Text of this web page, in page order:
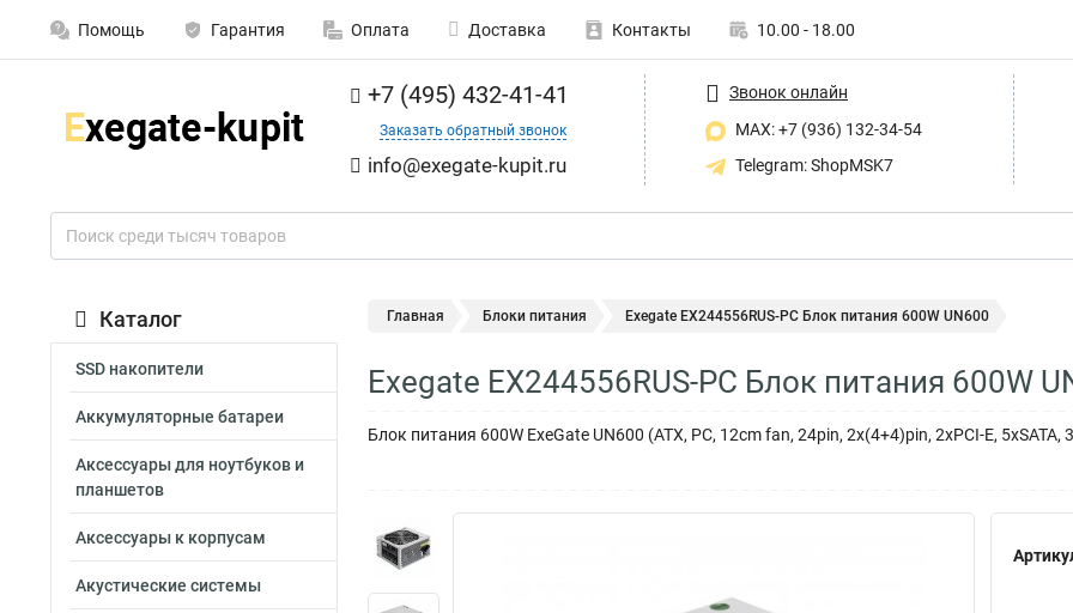
Помощь Гарантия Оплата Доставка Контакты 10.00 - 18.00
+7 (495) 432-41-41
Заказать обратный звонок
info@exegate-kupit.ru
Звонок онлайн
MAX: +7 (936) 132-34-54
Telegram: ShopMSK7
Каталог
SSD накопители
Аккумуляторные батареи
Аксессуары для ноутбуков и
планшетов
Аксессуары к корпусам
Акустические системы
Главная Блоки питания Exegate EX244556RUS-PC Блок питания 600W UN600
Exegate EX244556RUS-PC Блок питания 600W
Блок питания 600W ExeGate UN600 (ATX, PC, 12cm fan, 24pin, 2x(4+4)pin, 2xPCI-E,